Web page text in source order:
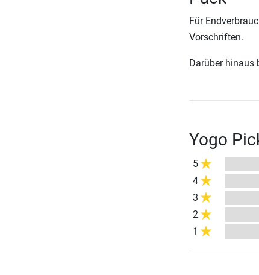
Für
Vorschriften.
Darüber hinaus
Yogo
5
4
3
2
1